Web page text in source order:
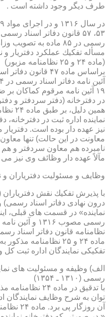
طرف دیگر وجود داشته است .
رسمی در ۸۵ ماده به
مسأله تفكیك عملكرد دفتریار و
(ماده ۲۴ و ۲۵ نظامنامه مزبور)
۱۹ آئین نامه مرقوم كماكان
در دفترخانه (دفتر سردفتر و
همین
نماینده اداره ثبت در دفترخانه،
نیز عهده دار بوده است.
معاونت در این حالت) تنها
نامبرده هم معاون سردفتر و هم
مآلاً عهده دار وظائف وی نیز می
وظایف و مسئولیت دفتریاران و
با پذیرش تفكیك نقش
درون نهادی دفاتر اسناد رسمی)
نماینده» در قسمت های قبلی،
ماده ۲۴ و ۲۵
تفكیكی نمایندگان اداره ثبت كل
الف) وظیفه و مسئولیت های
رسمی (۱۳۱۰ ـ ۱۳۵۴)
با تدقیق در
توان به شرح وظایف نمایندگان
آن روزگار پی برد. ماده ۲۴ نظامنامه یاد شده مقرر می دارد: